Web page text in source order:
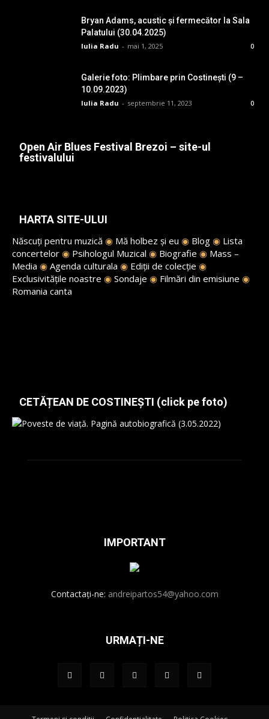
Bryan Adams, acustic și fermecător la Sala
Palatului (30.04.2025)
Iulia Radu - mai 1, 2025 0
Galerie foto: Plimbare prin Costinești (9 –
10.09.2023)
Iulia Radu - septembrie 11, 2023 0
Open Air Blues Festival Brezoi – site-ul
festivalului
HARTA SITE-ULUI
Născuți pentru muzică ◉ Mă holbez și eu ◉ Blog ◉ Lista
concertelor ◉ Psihologul Muzical ◉ Biografie ◉ Mass –
Media ◉ Agenda culturala ◉ Ediții de colecție ◉
Exclusivitățile noastre ◉ Sondaje ◉ Filmări din emisiune ◉
Romania canta
CETĂȚEAN DE COSTINEȘTI (click pe foto)
IMPORTANT
Contactați-ne: andreipartos54@yahoo.com
URMAȚI-NE